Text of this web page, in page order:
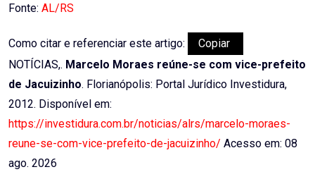
Fonte: AL/RS
Como citar e referenciar este artigo:
Copiar
NOTÍCIAS,. Marcelo Moraes reúne-se com vice-prefeito
de Jacuizinho. Florianópolis: Portal Jurídico Investidura,
2012. Disponível em:
https://investidura.com.br/noticias/alrs/marcelo-moraes-
reune-se-com-vice-prefeito-de-jacuizinho/ Acesso em: 08
ago. 2026